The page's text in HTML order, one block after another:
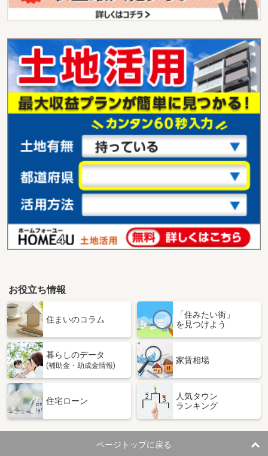
お役立ち情報
住まいのコラム
「住みたい街」
を見つけよう
暮らしのデータ
(補助金・助成金情報)
家賃相場
住宅ローン
人気タウン
ランキング
ページトップに戻る